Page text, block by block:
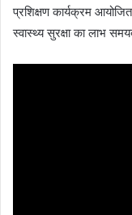
प्रशिक्षण कार्यक्रम
स्वास्थ्य सुरक्षा का लाभ